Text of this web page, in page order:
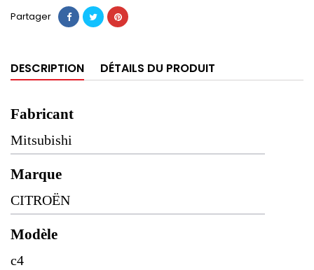
Partager
DESCRIPTION DÉTAILS DU PRODUIT
Fabricant
Mitsubishi
Marque
CITROËN
Modèle
c4